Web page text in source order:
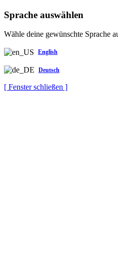
Sprache auswählen
Wähle deine gewünschte Sprache
English
Deutsch
[ Fenster schließen ]